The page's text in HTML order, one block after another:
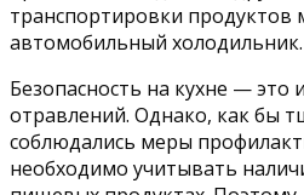
транспортировки продуктов
автомобильный холодильник.
Безопасность на кухне —
отравлений. Однако, как бы
соблюдались меры
необходимо учитывать